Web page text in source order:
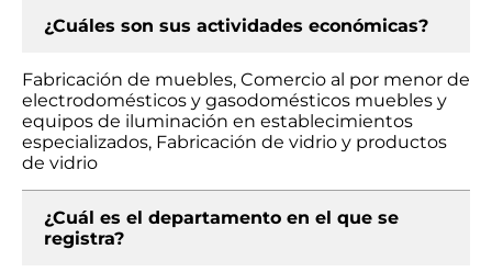
¿Cuáles son sus actividades económicas?
Fabricación de muebles, Comercio al por menor de
electrodomésticos y gasodomésticos muebles y
equipos de iluminación en establecimientos
especializados, Fabricación de vidrio y productos
de vidrio
¿Cuál es el departamento en el que se
registra?